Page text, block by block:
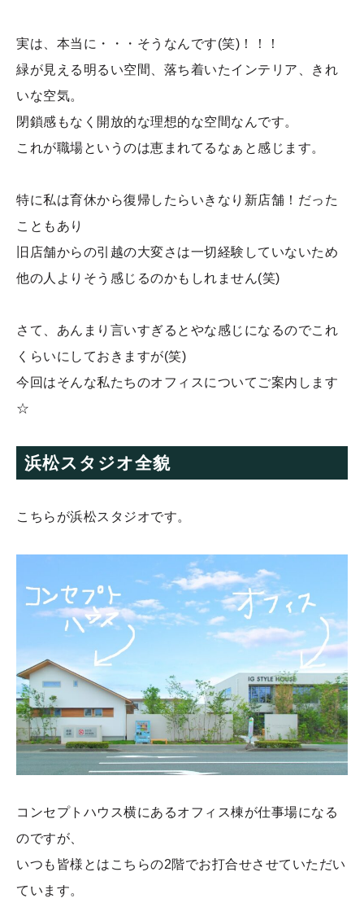
実は、本当に・・・そうなんです(笑)！！！
緑が見える明るい空間、落ち着いたインテリア、きれ
いな空気。
閉鎖感もなく開放的な理想的な空間なんです。
これが職場というのは恵まれてるなぁと感じます。
特に私は育休から復帰したらいきなり新店舗！だった
こともあり
旧店舗からの引越の大変さは一切経験していないため
他の人よりそう感じるのかもしれません(笑)
さて、あんまり言いすぎるとやな感じになるのでこれ
くらいにしておきますが(笑)
今回はそんな私たちのオフィスについてご案内します
☆
浜松スタジオ全貌
こちらが浜松スタジオです。
コンセプトハウス横にあるオフィス棟が仕事場になる
のですが、
いつも皆様とはこちらの2階でお打合せさせていただい
ています。